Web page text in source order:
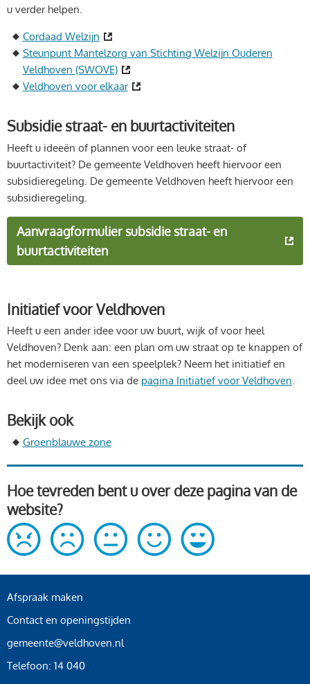
u verder helpen.
Cordaad Welzijn
Steunpunt Mantelzorg van Stichting Welzijn Ouderen
Veldhoven (SWOVE)
Veldhoven voor elkaar
Subsidie straat- en buurtactiviteiten
Heeft u ideeën of plannen voor een leuke straat- of
buurtactiviteit? De gemeente Veldhoven heeft hiervoor een
subsidieregeling. De gemeente Veldhoven heeft hiervoor een
subsidieregeling.
Aanvraagformulier subsidie straat- en
buurtactiviteiten
Initiatief voor Veldhoven
Heeft u een ander idee voor uw buurt, wijk of voor heel
Veldhoven? Denk aan: een plan om uw straat op te knappen of
het moderniseren van een speelplek? Neem het initiatief en
deel uw idee met ons via de pagina Initiatief voor Veldhoven.
Bekijk ook
Groenblauwe zone
Hoe tevreden bent u over deze pagina van de
website?
Afspraak maken
Contact en openingstijden
gemeente@veldhoven.nl
Telefoon: 14 040